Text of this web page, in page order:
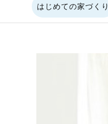
はじめての家づくり